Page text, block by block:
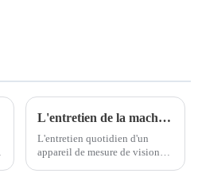
L'entretien de la machine de mesure de la vision
L'entretien quotidien d'un
appareil de mesure de vision